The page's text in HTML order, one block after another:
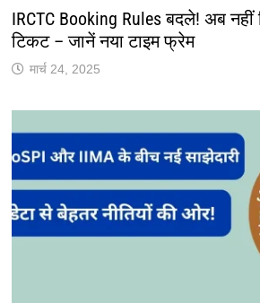
IRCTC Booking Rules बदले! अब नहीं
टिकट – जानें नया टाइम फ्रेम
मार्च 24, 2025